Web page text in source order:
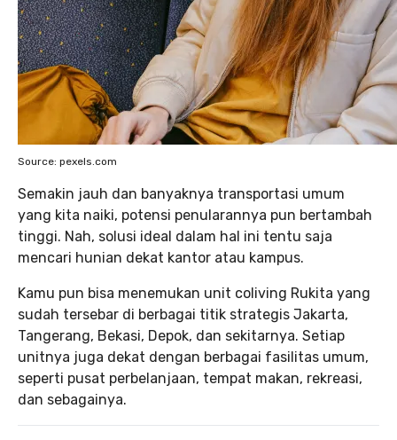
Source: pexels.com
Semakin jauh dan banyaknya transportasi umum
yang kita naiki, potensi penularannya pun bertambah
tinggi. Nah, solusi ideal dalam hal ini tentu saja
mencari hunian dekat kantor atau kampus.
Kamu pun bisa menemukan unit coliving Rukita yang
sudah tersebar di berbagai titik strategis Jakarta,
Tangerang, Bekasi, Depok, dan sekitarnya. Setiap
unitnya juga dekat dengan berbagai fasilitas umum,
seperti pusat perbelanjaan, tempat makan, rekreasi,
dan sebagainya.